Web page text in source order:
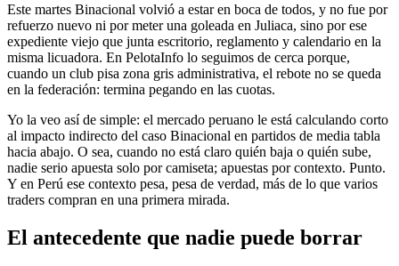
Este martes Binacional volvió a estar en boca de todos, y no fue por
refuerzo nuevo ni por meter una goleada en Juliaca, sino por ese
expediente viejo que junta escritorio, reglamento y calendario en la
misma licuadora. En PelotaInfo lo seguimos de cerca porque,
cuando un club pisa zona gris administrativa, el rebote no se queda
en la federación: termina pegando en las cuotas.
Yo la veo así de simple: el mercado peruano le está calculando corto
al impacto indirecto del caso Binacional en partidos de media tabla
hacia abajo. O sea, cuando no está claro quién baja o quién sube,
nadie serio apuesta solo por camiseta; apuestas por contexto. Punto.
Y en Perú ese contexto pesa, pesa de verdad, más de lo que varios
traders compran en una primera mirada.
El antecedente que nadie puede borrar